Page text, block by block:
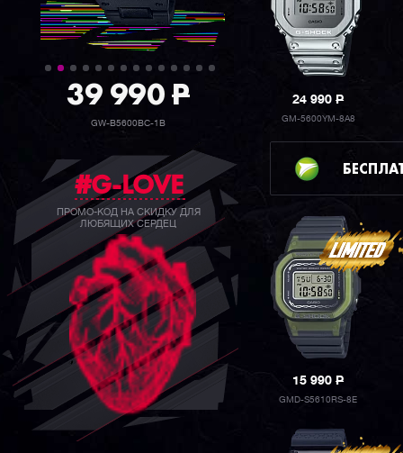
39 990P
GW-B5600BC-1B
#G-LOVE
ПРОМО-КОД НА СКИДКУ ДЛЯ
ЛЮБЯЩИХ СЕРДЕЦ
24 990P
GM-5600YM-8A8
15 990P
GMD-S5610RS-8E